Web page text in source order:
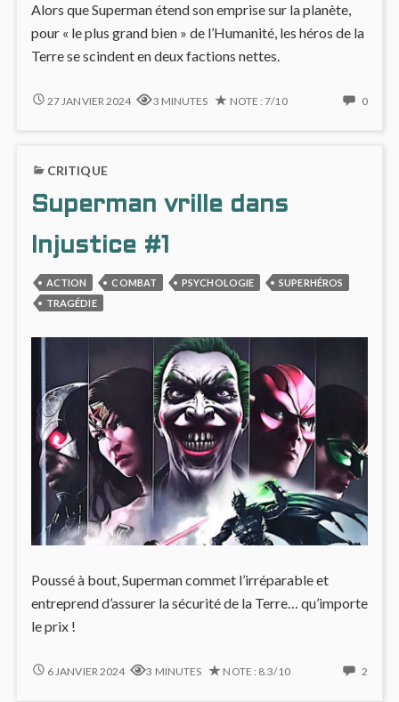
Alors que Superman étend son emprise sur la planète,
pour « le plus grand bien » de l’Humanité, les héros de la
Terre se scindent en deux factions nettes.
SUPERHÉROS
#2
27 JANVIER 2024 3 MINUTES NOTE : 7/10 0NO
CRITIQUE
Superman vrille dans
Injustice #1
ACTION COMBAT PSYCHOLOGIE
SUPERHÉROS
TRAGÉDIE
Poussé à bout, Superman commet l’irréparable et
entreprend d’assurer la sécurité de la Terre… qu’importe
le prix !
SUPERMAN
6 JANVIER 2024 3 MINUTES NOTE : 8.3/10 2